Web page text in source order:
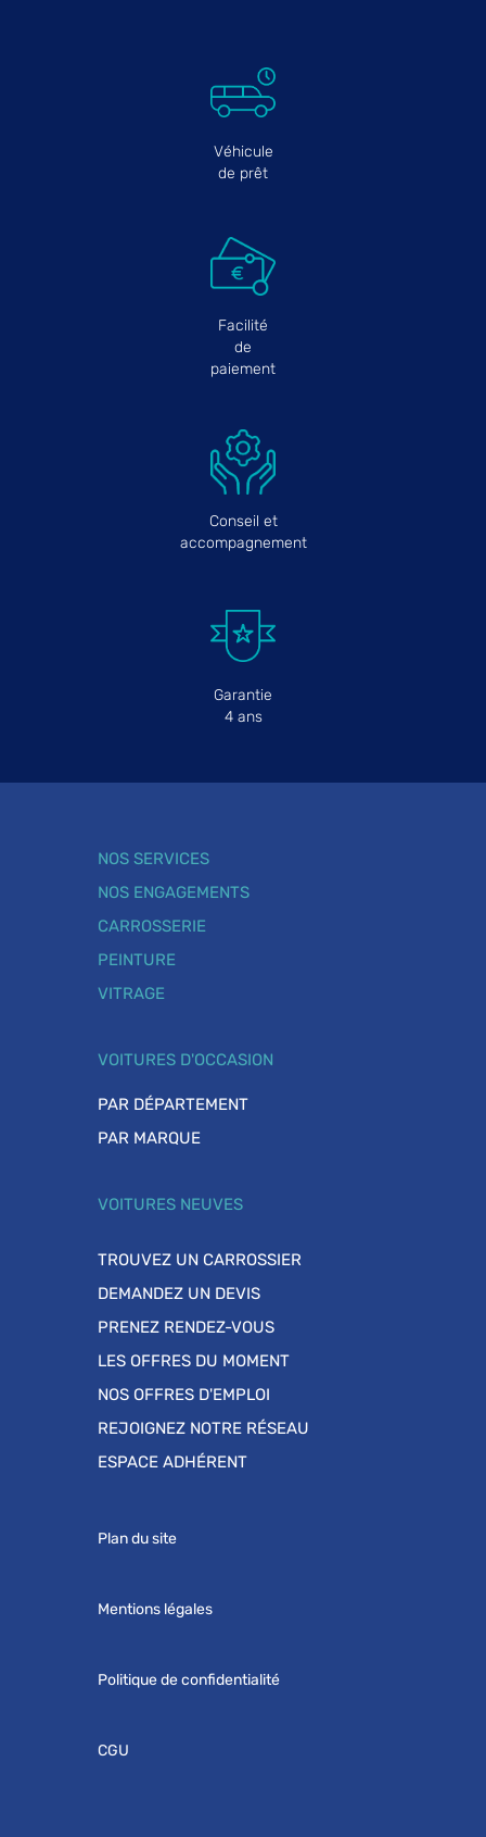
Véhicule
de prêt
Facilité
de
paiement
Conseil et
accompagnement
Garantie
4 ans
NOS SERVICES
NOS ENGAGEMENTS
CARROSSERIE
PEINTURE
VITRAGE
VOITURES D'OCCASION
PAR DÉPARTEMENT
PAR MARQUE
VOITURES NEUVES
TROUVEZ UN CARROSSIER
DEMANDEZ UN DEVIS
PRENEZ RENDEZ-VOUS
LES OFFRES DU MOMENT
NOS OFFRES D'EMPLOI
REJOIGNEZ NOTRE RÉSEAU
ESPACE ADHÉRENT
Plan du site
Mentions légales
Politique de confidentialité
CGU